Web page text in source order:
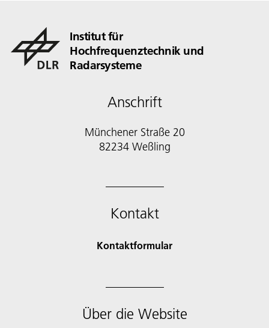
Institut für
Hochfrequenztechnik und
Radarsysteme
Anschrift
Münchener Straße 20
82234 Weßling
Kontakt
Kontaktformular
Über die Website